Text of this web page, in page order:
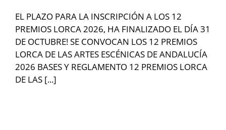
EL PLAZO PARA LA INSCRIPCIÓN A LOS 12
PREMIOS LORCA 2026, HA FINALIZADO EL DÍA 31
DE OCTUBRE! SE CONVOCAN LOS 12 PREMIOS
LORCA DE LAS ARTES ESCÉNICAS DE ANDALUCÍA
2026 BASES Y REGLAMENTO 12 PREMIOS LORCA
DE LAS [...]